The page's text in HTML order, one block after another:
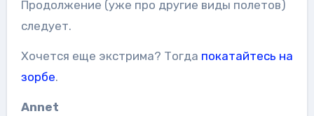
Продолжение (уже про другие виды полетов)
следует.
Хочется еще экстрима? Тогда покатайтесь на
зорбе.
Annet